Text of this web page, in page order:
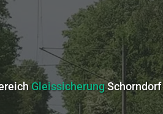
GleissicherungSchorndorf